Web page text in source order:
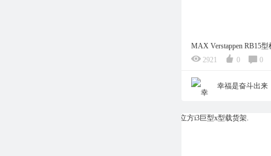
MAX Verstappen RB15型
2921
0 0
幸福是奋斗出来